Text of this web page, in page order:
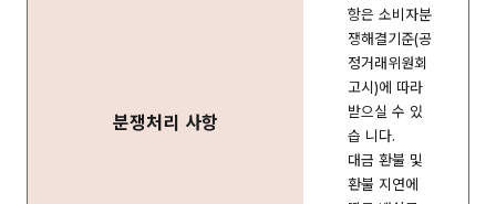
분쟁처리 사항
항은 소비자분
쟁해결기준(공
정거래위원회
고시)에 따라
받으실 수 있
습 니다.
대금 환불 및
환불 지연에